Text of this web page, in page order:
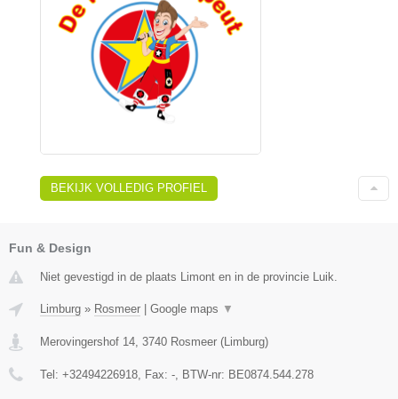
BEKIJK VOLLEDIG PROFIEL
Fun & Design
Niet gevestigd in de plaats Limont en in de provincie Luik.
Limburg » Rosmeer | Google maps ▼
Merovingershof 14 3740 Rosmeer (Limburg)
Tel: +32494226918 , Fax: - , BTW-nr: BE0874.544.278